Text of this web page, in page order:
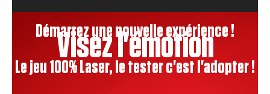
Démarrez une nouvelle expérience !
Visez l'émotion
Le jeu 100% Laser, le tester c'est l'adopter !